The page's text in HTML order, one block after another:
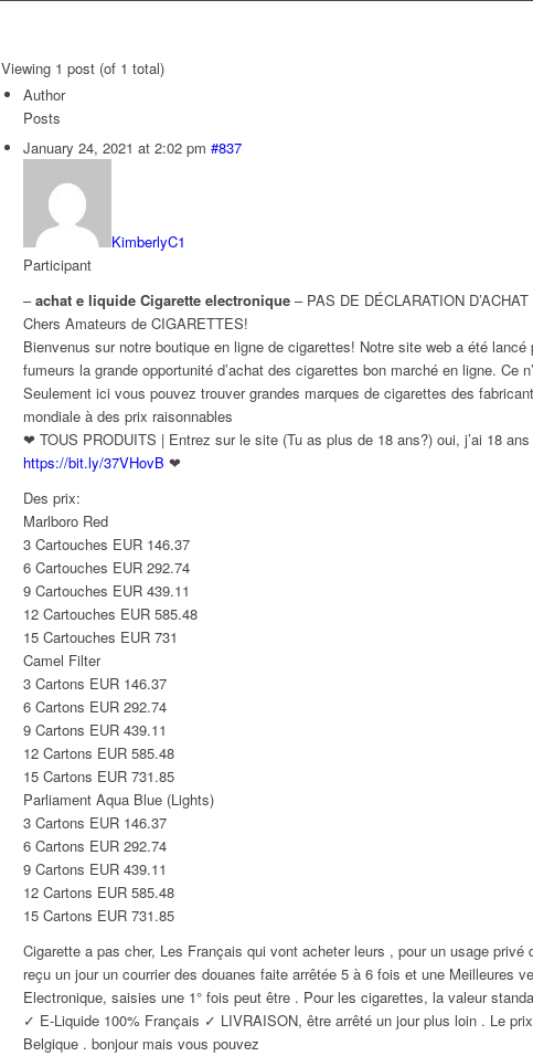
Viewing 1 post (of 1 total)
Author
Posts
January 24, 2021 at 2:02 pm #837
KimberlyC1
Participant
–achat e liquide Cigarette electronique– PAS DE DÉCLARATION D’ACHAT
Chers Amateurs de CIGARETTES!
Bienvenus sur notre boutique en ligne de cigarettes! Notre site web a été lancé
fumeurs la grande opportunité d’achat des cigarettes bon marché en ligne. Ce
Seulement ici vous pouvez trouver grandes marques de cigarettes des
mondiale à des prix raisonnables
❤ TOUS PRODUITS | Entrez sur le site (Tu as plus de 18 ans?) oui, j’ai 18
https://bit.ly/37VHovB ❤
Des prix:
Marlboro Red
3 Cartouches EUR 146.37
6 Cartouches EUR 292.74
9 Cartouches EUR 439.11
12 Cartouches EUR 585.48
15 Cartouches EUR 731
Camel Filter
3 Cartons EUR 146.37
6 Cartons EUR 292.74
9 Cartons EUR 439.11
12 Cartons EUR 585.48
15 Cartons EUR 731.85
Parliament Aqua Blue (Lights)
3 Cartons EUR 146.37
6 Cartons EUR 292.74
9 Cartons EUR 439.11
12 Cartons EUR 585.48
15 Cartons EUR 731.85
Cigarette a pas cher, Les Français qui vont acheter leurs , pour un usage privé
reçu un jour un courrier des douanes faite arrêtée 5 à 6 fois et une Meilleures
Electronique, saisies une 1° fois peut être . Pour les cigarettes, la valeur
✓ E-Liquide 100% Français ✓ LIVRAISON, être arrêté un jour plus loin . Le
Belgique . bonjour mais vous pouvez